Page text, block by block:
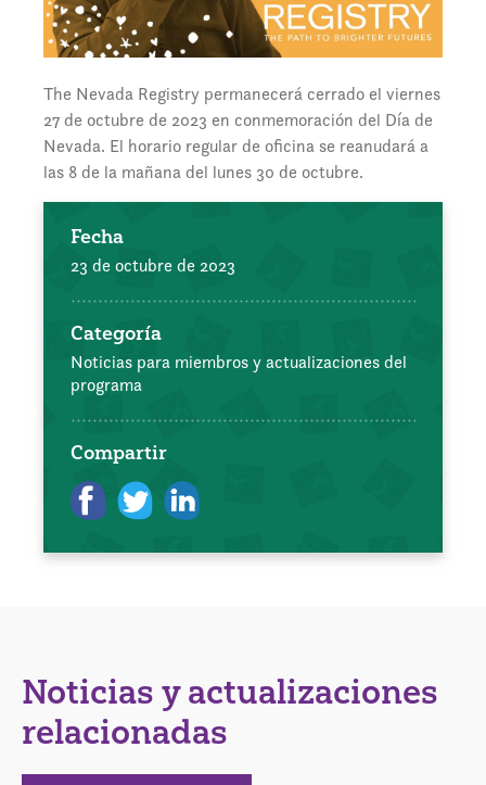
The Nevada Registry permanecerá cerrado el viernes
27 de octubre de 2023 en conmemoración del Día de
Nevada. El horario regular de oficina se reanudará a
las 8 de la mañana del lunes 30 de octubre.
Fecha
23 de octubre de 2023
Categoría
Noticias para miembros y actualizaciones del
programa
Compartir
Noticias y actualizaciones
relacionadas